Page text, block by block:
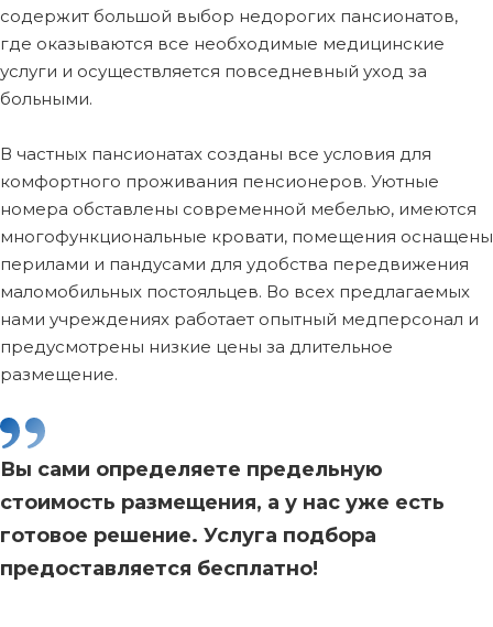
содержит большой выбор недорогих пансионатов,
где оказываются все необходимые медицинские
услуги и осуществляется повседневный уход за
больными.
В частных пансионатах созданы все условия для
комфортного проживания пенсионеров. Уютные
номера обставлены современной мебелью, имеются
многофункциональные кровати, помещения оснащены
перилами и пандусами для удобства передвижения
маломобильных постояльцев. Во всех предлагаемых
нами учреждениях работает опытный медперсонал и
предусмотрены низкие цены за длительное
размещение.
Вы сами определяете предельную
стоимость размещения, а у нас уже есть
готовое решение. Услуга подбора
предоставляется бесплатно!